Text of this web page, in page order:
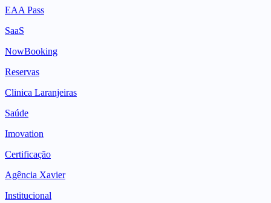
EAA Pass
SaaS
NowBooking
Reservas
Clinica Laranjeiras
Saúde
Imovation
Certificação
Agência Xavier
Institucional